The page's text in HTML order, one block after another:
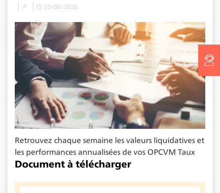
05/06/2026
Retrouvez chaque semaine les valeurs liquidatives et
les performances annualisées de vos OPCVM Taux
Document à télécharger